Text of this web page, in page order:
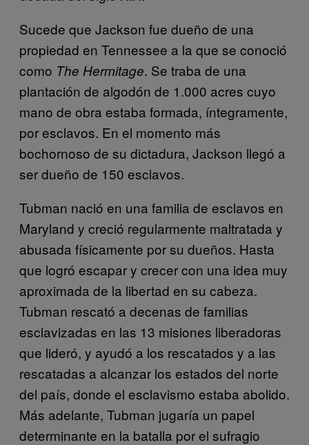
Sucede que Jackson fue dueño de una
propiedad en Tennessee a la que se conoció
como The Hermitage. Se traba de una
plantación de algodón de 1.000 acres cuyo
mano de obra estaba formada, íntegramente,
por esclavos. En el momento más
bochornoso de su dictadura, Jackson llegó a
ser dueño de 150 esclavos.
Tubman nació en una familia de esclavos en
Maryland y creció regularmente maltratada y
abusada físicamente por su dueños. Hasta
que logró escapar y crecer con una idea muy
aproximada de la libertad en su cabeza.
Tubman rescató a decenas de familias
esclavizadas en las 13 misiones liberadoras
que lideró, y ayudó a los rescatados y a las
rescatadas a alcanzar los estados del norte
del país, donde el esclavismo estaba abolido.
Más adelante, Tubman jugaría un papel
determinante en la batalla por el sufragio